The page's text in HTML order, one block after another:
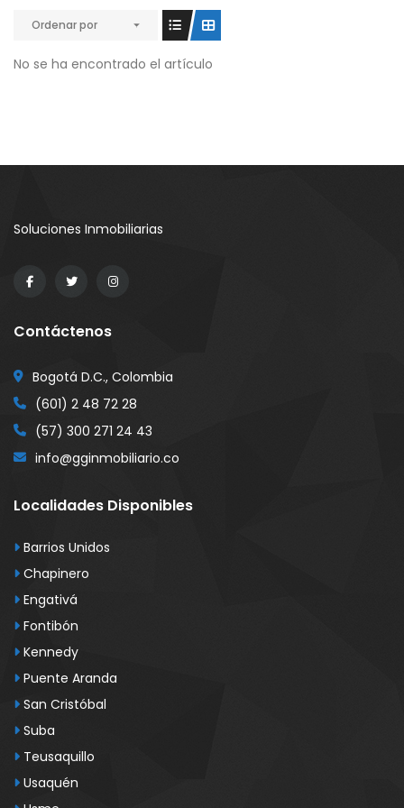
Ordenar por
No se ha encontrado el artículo
Soluciones Inmobiliarias
Contáctenos
Bogotá D.C., Colombia
(601) 2 48 72 28
(57) 300 271 24 43
info@gginmobiliario.co
Localidades Disponibles
Barrios Unidos
Chapinero
Engativá
Fontibón
Kennedy
Puente Aranda
San Cristóbal
Suba
Teusaquillo
Usaquén